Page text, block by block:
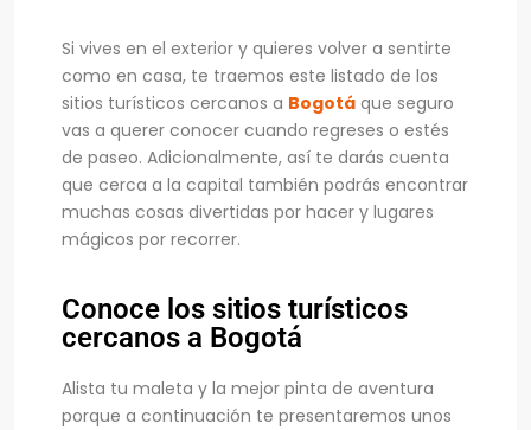
Si vives en el exterior y quieres volver a sentirte
como en casa, te traemos este listado de los
sitios turísticos cercanos a Bogotá que seguro
vas a querer conocer cuando regreses o estés
de paseo. Adicionalmente, así te darás cuenta
que cerca a la capital también podrás encontrar
muchas cosas divertidas por hacer y lugares
mágicos por recorrer.
Conoce los sitios turísticos
cercanos a Bogotá
Alista tu maleta y la mejor pinta de aventura
porque a continuación te presentaremos unos